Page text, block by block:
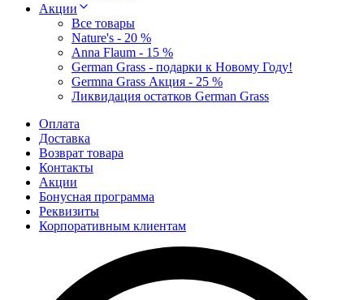
Акции
Все товары
Nature's - 20 %
Anna Flaum - 15 %
German Grass - подарки к Новому Году!
Germna Grass Акция - 25 %
Ликвидация остатков German Grass
Оплата
Доставка
Возврат товара
Контакты
Акции
Бонусная программа
Реквизиты
Корпоративным клиентам